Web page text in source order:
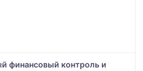
финансовый контроль и